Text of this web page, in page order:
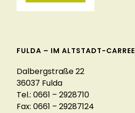
FULDA – IM ALTSTADT-CARREE
Dalbergstraße 22
36037 Fulda
Tel.: 0661 – 2928710
Fax: 0661 – 29287124